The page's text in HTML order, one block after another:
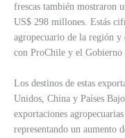
frescas también mostraron
US$ 298 millones. Estás
agropecuario de la región
con ProChile y el Gobierno
Los destinos de estas
Unidos, China y Países
exportaciones
representando un aumento